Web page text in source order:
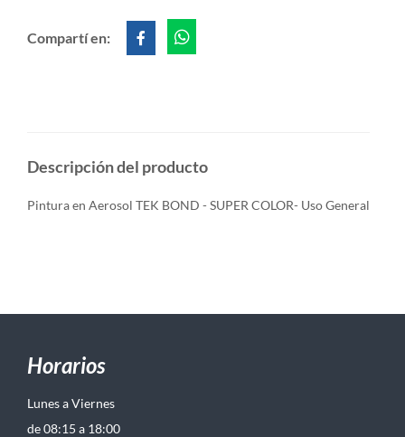
Compartí en:
Descripción del producto
Pintura en Aerosol TEK BOND - SUPER COLOR- Uso General
Horarios
Lunes a Viernes
de 08:15 a 18:00